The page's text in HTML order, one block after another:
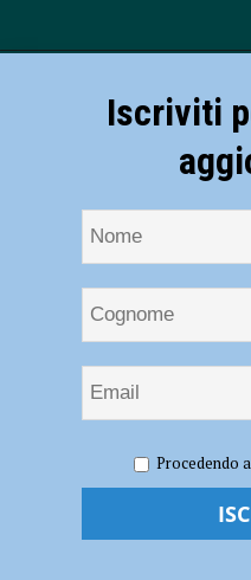
consorzio bonifica non giochi
Proprietà
Iscriviti
Procedendo